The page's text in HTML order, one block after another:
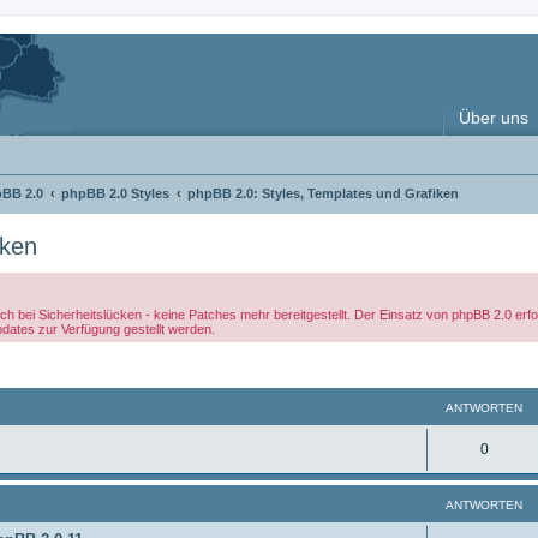
Über uns
2.0 phpBB 2.0 Styles phpBB 2.0: Styles, Templates und Grafiken
bei Sicherheitslücken - keine Patches mehr bereitgestellt. Der Einsatz von phpBB 2.0
zur Verfügung gestellt werden.
ANTWORTEN
0A
n
t
ANTWORTEN